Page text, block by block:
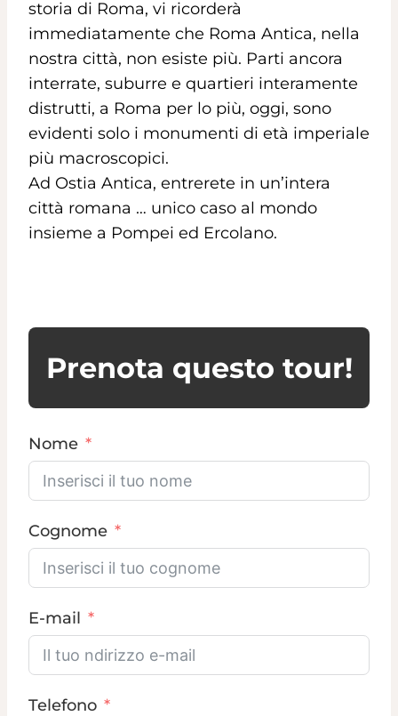
storia di Roma, vi ricorderà
immediatamente che Roma Antica, nella
nostra città, non esiste più. Parti ancora
interrate, suburre e quartieri interamente
distrutti, a Roma per lo più, oggi, sono
evidenti solo i monumenti di età imperiale
più macroscopici.
Ad Ostia Antica, entrerete in un’intera
città romana … unico caso al mondo
insieme a Pompei ed Ercolano.
Prenota questo tour!
Nome
Cognome
E-mail
Telefono